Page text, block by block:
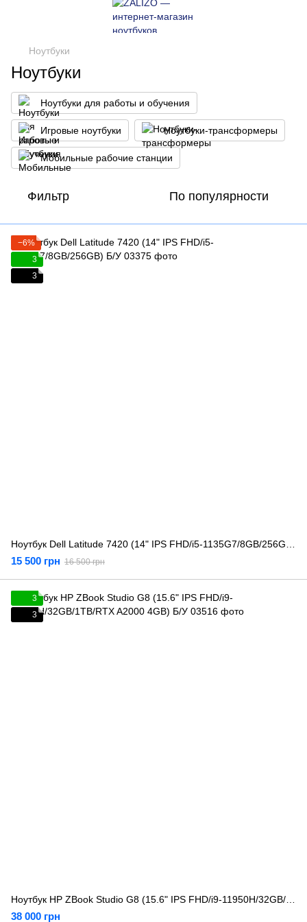
Ноутбуки
Ноутбуки
Ноутбуки для работы и обучения
Игровые ноутбуки Ноутбуки-трансформеры
Мобильные рабочие станции
Фильтр По популярности
−6%
3
3
15 500 грн 16 500 грн
3
3
38 000 грн